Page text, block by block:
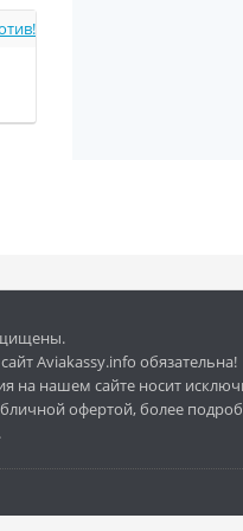
Aviakassy.info обязательна!
на нашем сайте носит
офертой, более